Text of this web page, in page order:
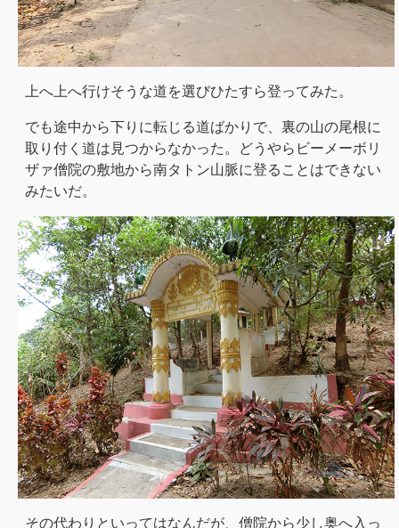
上へ上へ行けそうな道を選びひたすら登ってみた。
でも途中から下りに転じる道ばかりで、裏の山の尾根に
取り付く道は見つからなかった。どうやらビーメーボリ
ザァ僧院の敷地から南タトン山脈に登ることはできない
みたいだ。
その代わりといってはなんだが、僧院から少し奥へ入っ